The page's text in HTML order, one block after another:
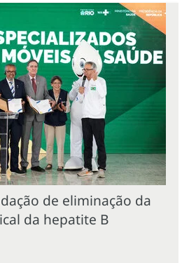
de eliminação da
da hepatite B